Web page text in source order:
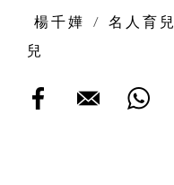
楊千嬅
/ 名人育兒
兒